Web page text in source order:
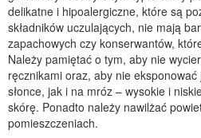
delikatne i hipoalergiczne, które są
składników uczulających, nie mają
zapachowych czy konserwantów,
Należy pamiętać o tym, aby nie
ręcznikami oraz, aby nie
słonce, jak i na mróz – wysokie i
skórę. Ponadto należy nawilżać
pomieszczeniach.